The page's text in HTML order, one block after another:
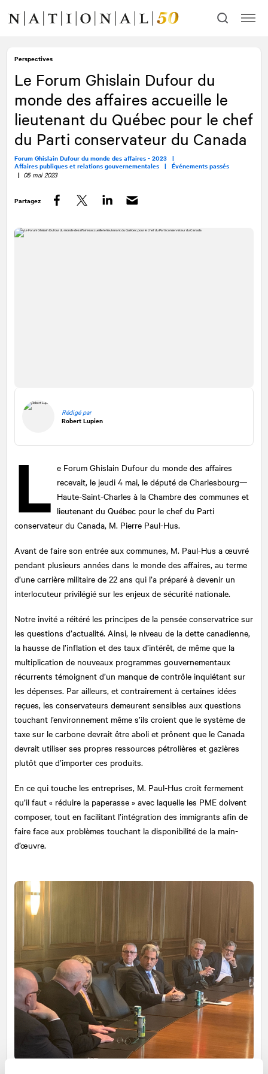
contenu
navigation
Perspectives
Le Forum Ghislain Dufour du
monde des affaires accueille le
lieutenant du Québec pour le chef
du Parti conservateur du Canada
Forum Ghislain Dufour du monde des affaires - 2023 |
Affaires publiques et relations gouvernementales | Événements passés
| 05 mai 2023
Partagez
Rédigé par
Robert Lupien
L e Forum Ghislain Dufour du monde des affaires
recevait, le jeudi 4 mai, le député de Charlesbourg—
Haute-Saint-Charles à la Chambre des communes et
lieutenant du Québec pour le chef du Parti
conservateur du Canada, M. Pierre Paul-Hus.
Avant de faire son entrée aux communes, M. Paul-Hus a œuvré
pendant plusieurs années dans le monde des affaires, au terme
d’une carrière militaire de 22 ans qui l’a préparé à devenir un
interlocuteur privilégié sur les enjeux de sécurité nationale.
Notre invité a réitéré les principes de la pensée conservatrice sur
les questions d’actualité. Ainsi, le niveau de la dette canadienne,
la hausse de l’inflation et des taux d’intérêt, de même que la
multiplication de nouveaux programmes gouvernementaux
récurrents témoignent d’un manque de contrôle inquiétant sur
les dépenses. Par ailleurs, et contrairement à certaines idées
reçues, les conservateurs demeurent sensibles aux questions
touchant l’environnement même s’ils croient que le système de
taxe sur le carbone devrait être aboli et prônent que le Canada
devrait utiliser ses propres ressources pétrolières et gazières
plutôt que d’importer ces produits.
En ce qui touche les entreprises, M. Paul-Hus croit fermement
qu’il faut « réduire la paperasse » avec laquelle les PME doivent
composer, tout en facilitant l’intégration des immigrants afin de
faire face aux problèmes touchant la disponibilité de la main-
d’œuvre.